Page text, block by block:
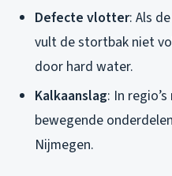
Defecte vlotter: Als
vult de stortbak niet
door hard water.
Kalkaanslag: In
bewegende
Nijmegen.